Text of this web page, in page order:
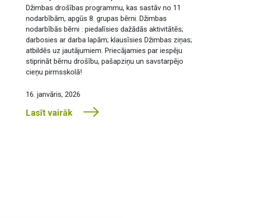
Džimbas drošības programmu, kas sastāv no 11
nodarbībām, apgūs 8. grupas bērni. Džimbas
nodarbībās bērni : piedalīsies dažādās aktivitātēs;
darbosies ar darba lapām; klausīsies Džimbas ziņas;
atbildēs uz jautājumiem. Priecājamies par iespēju
stiprināt bērnu drošību, pašapziņu un savstarpējo
cieņu pirmsskolā!
16. janvāris, 2026
Lasīt vairāk